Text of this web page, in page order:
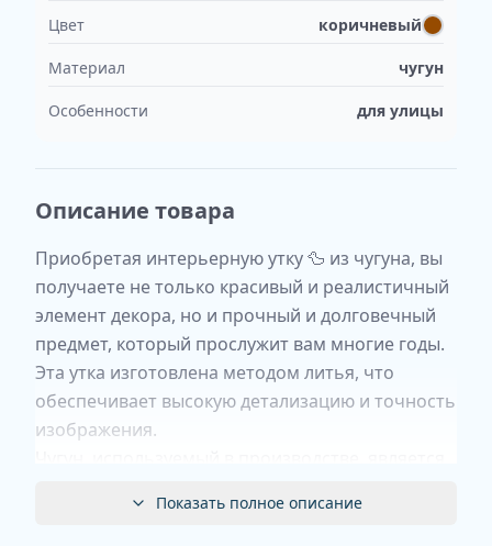
Цвет коричневый
Материал чугун
Особенности для улицы
Описание товара
Приобретая интерьерную утку 🦆 из чугуна, вы
получаете не только красивый и реалистичный
элемент декора, но и прочный и долговечный
предмет, который прослужит вам многие годы.
Эта утка изготовлена методом литья, что
обеспечивает высокую детализацию и точность
изображения.
сохраняет свой первоначальный вид на
Показать полное описание